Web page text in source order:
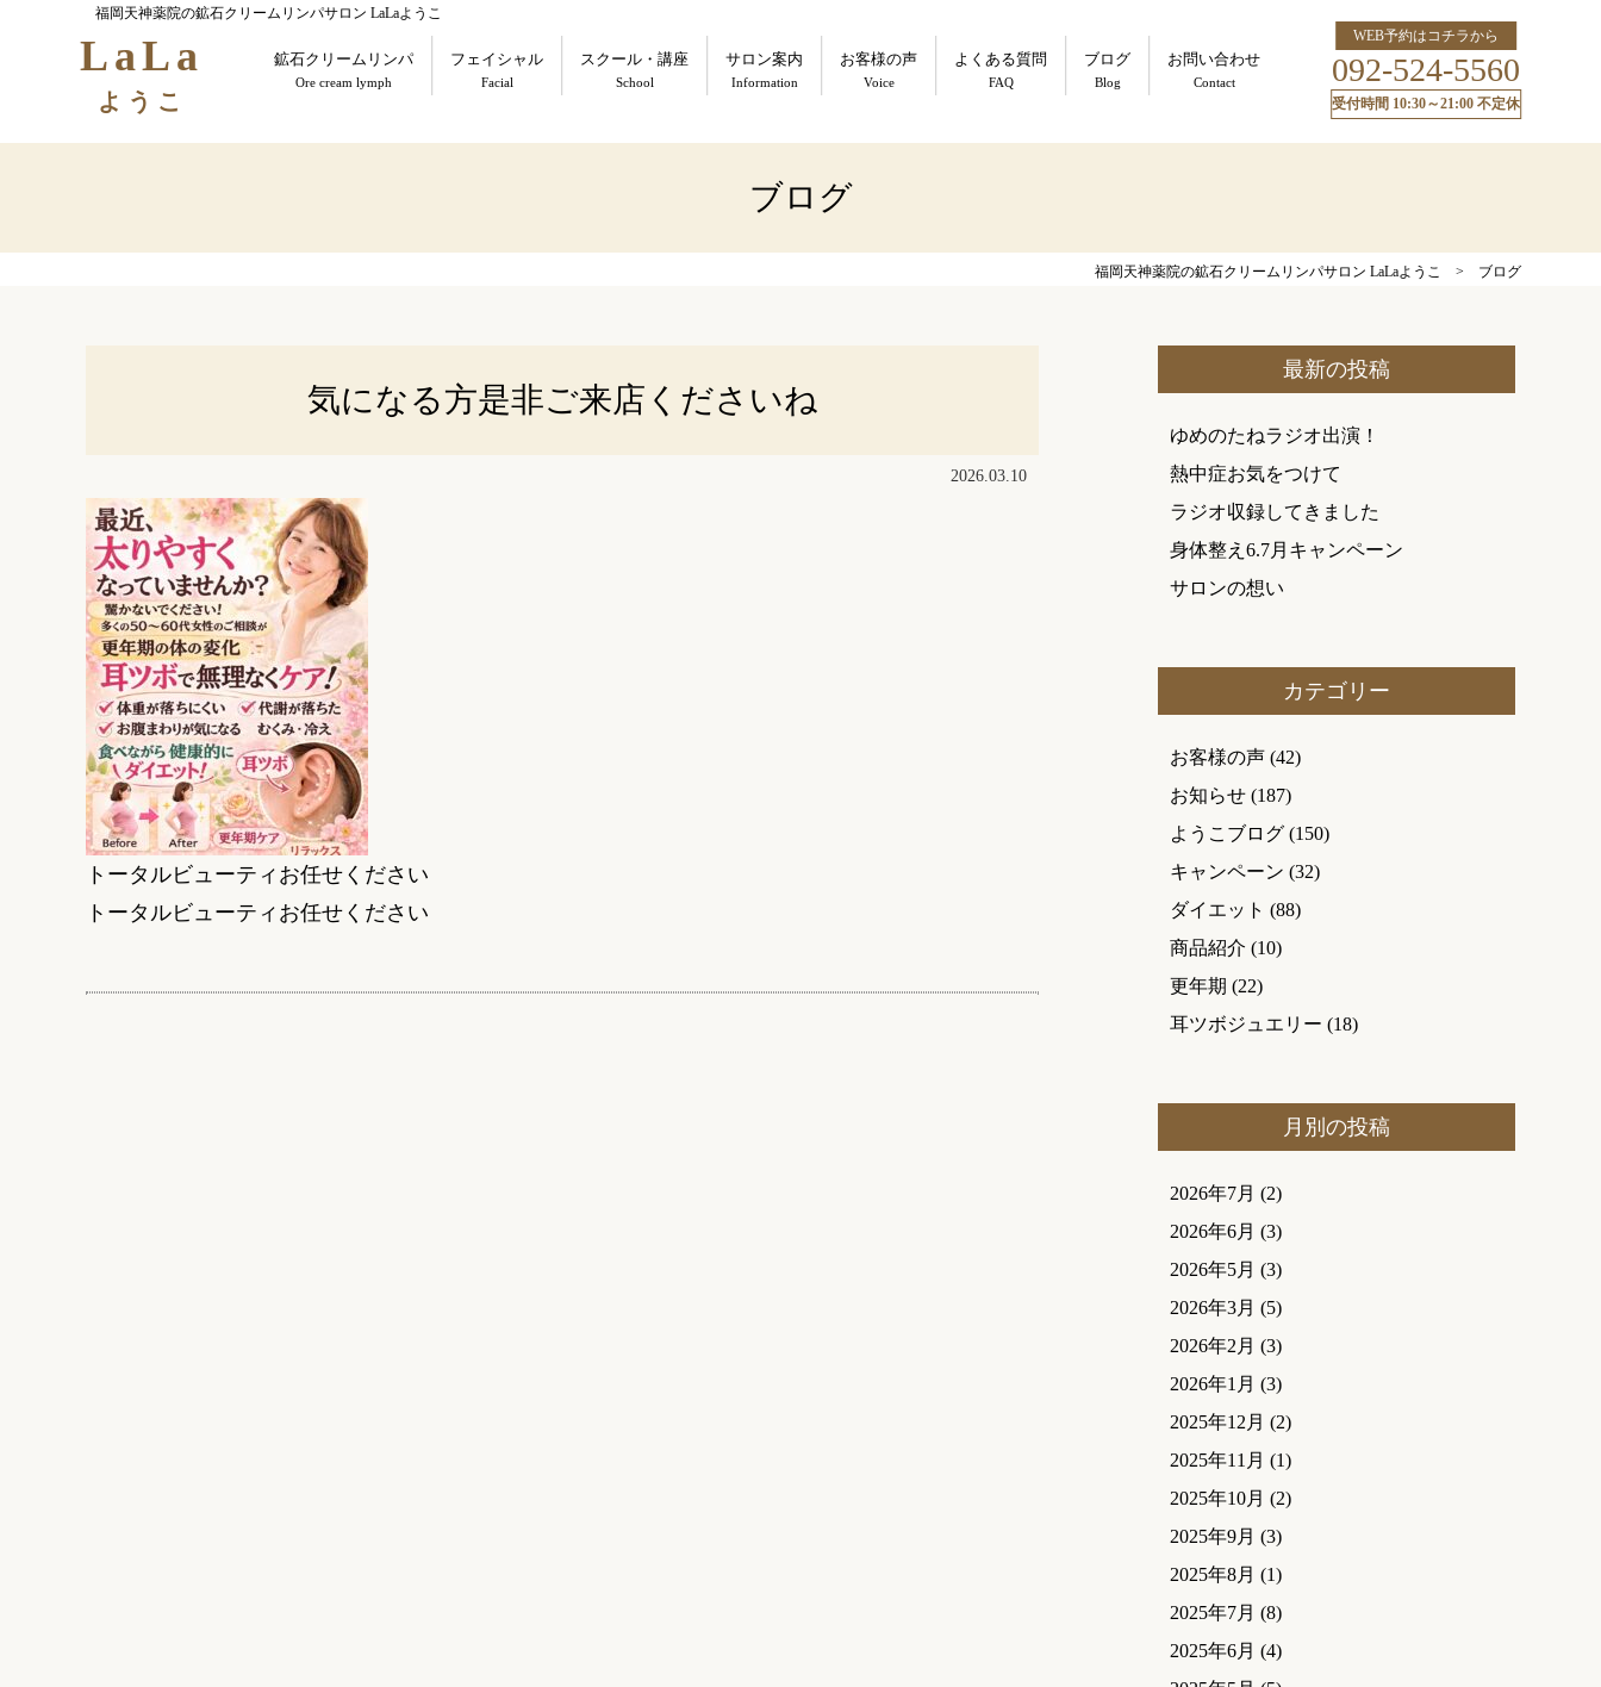
福岡天神薬院の鉱石クリームリンパサロン LaLaようこ
LaLa
ようこ
鉱石クリームリンパ
Ore cream lymph
フェイシャル
Facial
スクール・講座
School
サロン案内
Information
お客様の声
Voice
よくある質問
FAQ
ブログ
Blog
お問い合わせ
Contact
WEB予約はコチラから
092-524-5560
受付時間 10:30～21:00 不定休
ブログ
福岡天神薬院の鉱石クリームリンパサロン LaLaようこ > ブログ
気になる方是非ご来店くださいね
2026.03.10
トータルビューティお任せください
トータルビューティお任せください
最新の投稿
ゆめのたねラジオ出演！
熱中症お気をつけて
ラジオ収録してきました
身体整え6.7月キャンペーン
サロンの想い
カテゴリー
お客様の声 (42)
お知らせ (187)
ようこブログ (150)
キャンペーン (32)
ダイエット (88)
商品紹介 (10)
更年期 (22)
耳ツボジュエリー (18)
月別の投稿
2026年7月 (2)
2026年6月 (3)
2026年5月 (3)
2026年3月 (5)
2026年2月 (3)
2026年1月 (3)
2025年12月 (2)
2025年11月 (1)
2025年10月 (2)
2025年9月 (3)
2025年8月 (1)
2025年7月 (8)
2025年6月 (4)